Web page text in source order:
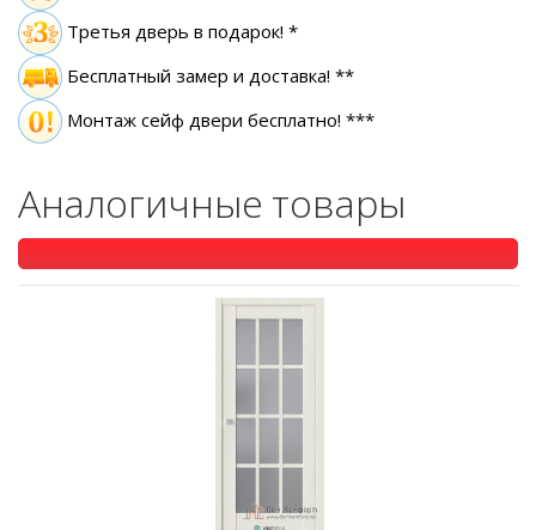
Третья дверь в подарок! *
Бесплатный замер и доставка! **
Монтаж сейф двери бесплатно! ***
Аналогичные товары